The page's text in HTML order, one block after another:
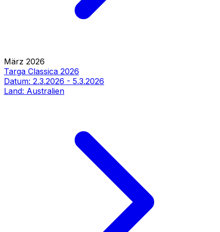
März 2026
Targa Classica 2026
Datum: 2.3.2026 - 5.3.2026
Land: Australien